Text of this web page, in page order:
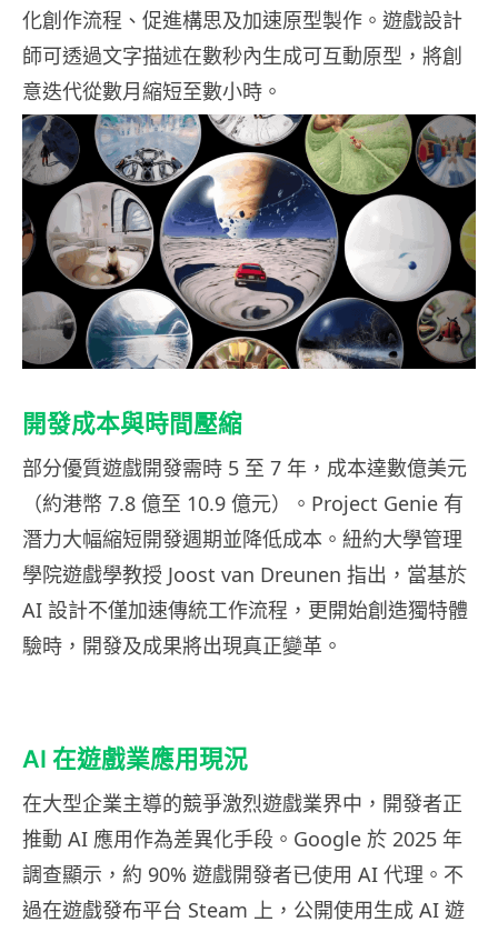
化創作流程、促進構思及加速原型製作。遊戲設計
師可透過文字描述在數秒內生成可互動原型，將創
意迭代從數月縮短至數小時。
開發成本與時間壓縮
部分優質遊戲開發需時 5 至 7 年，成本達數億美元
（約港幣 7.8 億至 10.9 億元）。Project Genie 有
潛力大幅縮短開發週期並降低成本。紐約大學管理
學院遊戲學教授 Joost van Dreunen 指出，當基於
AI 設計不僅加速傳統工作流程，更開始創造獨特體
驗時，開發及成果將出現真正變革。
AI 在遊戲業應用現況
在大型企業主導的競爭激烈遊戲業界中，開發者正
推動 AI 應用作為差異化手段。Google 於 2025 年
調查顯示，約 90% 遊戲開發者已使用 AI 代理。不
過在遊戲發布平台 Steam 上，公開使用生成 AI 遊